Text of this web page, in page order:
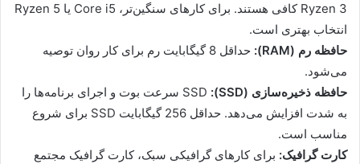
Ryzen 3 کافی هستند. برای کارهای سنگین‌تر، Core i5 یا Ryzen 5
انتخاب بهتری است.
حافظه رم (RAM):
حداقل 8 گیگابایت رم برای کار روان توصیه
می‌شود.
حافظه ذخیره‌سازی (SSD):
SSD سرعت بوت و اجرای برنامه‌ها را
به شدت افزایش می‌دهد. حداقل 256 گیگابایت SSD برای شروع
مناسب است.
کارت گرافیک: برای کارهای گرافیکی سبک، کارت گرافیک مجتمع